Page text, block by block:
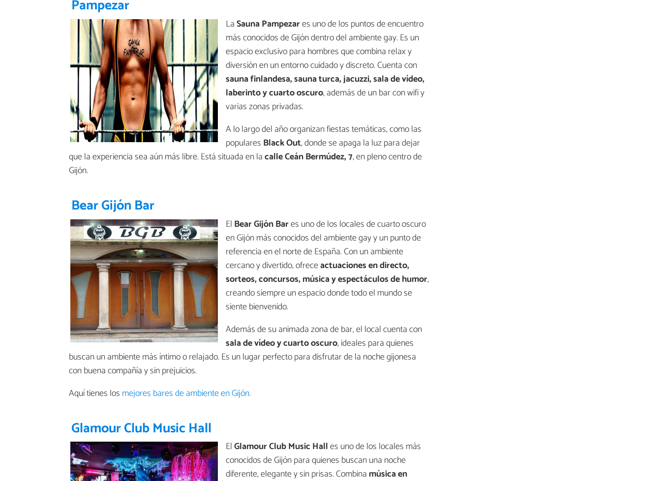
Pampezar
LaSauna Pampezares uno de los puntos de encuentro
más conocidos de Gijón dentro del ambiente gay. Es un
espacio exclusivo para hombres que combina relax y
diversión en un entorno cuidado y discreto. Cuenta con
sauna finlandesa, sauna turca, jacuzzi, sala de vídeo,
laberinto y cuarto oscuro, además de un bar con wifi y
varias zonas privadas.
A lo largo del año organizan fiestas temáticas, como las
populares Black Out, donde se apaga la luz para dejar
que la experiencia sea aún más libre. Está situada en lacalle Ceán Bermúdez, 7, en pleno centro de
Gijón.
Bear Gijón Bar
El Bear Gijón Bares uno de los locales de cuarto oscuro
en Gijón más conocidos del ambiente gay y un punto de
referencia en el norte de España. Con un ambiente
cercano y divertido, ofreceactuaciones en directo,
sorteos, concursos, música y espectáculos de humor,
creando siempre un espacio donde todo el mundo se
siente bienvenido.
Además de su animada zona de bar, el local cuenta con
sala de vídeo y cuarto oscuro, ideales para quienes
buscan un ambiente más íntimo o relajado. Es un lugar perfecto para disfrutar de la noche gijonesa
con buena compañía y sin prejuicios.
Aquí tienes los mejores bares de ambiente en Gijón.
Glamour Club Music Hall
ElGlamour Club Music Halles uno de los locales más
conocidos de Gijón para quienes buscan una noche
diferente, elegante y sin prisas. Combina música en